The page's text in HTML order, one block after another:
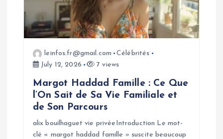
t
leinfos.fr@gmail.com
Célébrités
July 12, 2026
7 views
Margot Haddad Famille : Ce Que
l’On Sait de Sa Vie Familiale et
de Son Parcours
alix bouilhaguet vie privéeIntroduction Le mot-
clé « margot haddad famille » suscite beaucoup